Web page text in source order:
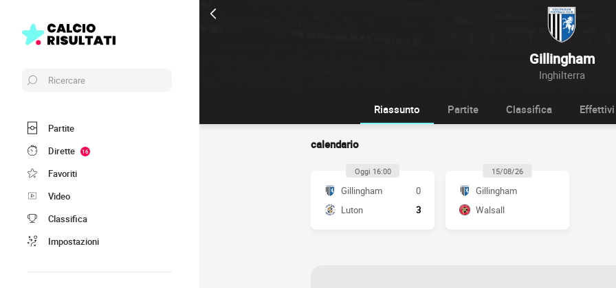
Gillingham
Inghilterra
Ricercare
Partite
Dirette
16
Favoriti
Video
Classifica
Impostazioni
Riassunto Partite Classifica Effettivi
calendario
Oggi 16:00
Gillingham
0
Luton
3
15/08/26
Gillingham
Walsall